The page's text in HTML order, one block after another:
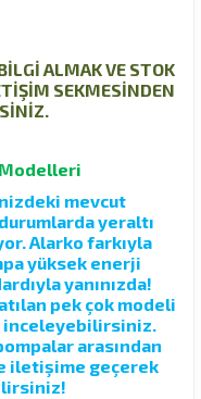
ALMAK VE STOK
SEKMESİNDEN
Modelleri
mevcut
yeraltı
Alarko farkıyla
yüksek enerji
yanınızda!
pek çok modeli
inceleyebilirsiniz.
arasından
iletişime geçerek